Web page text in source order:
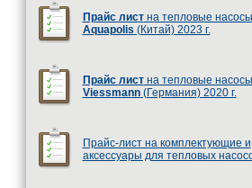
Прайс листна тепловые насосы
Aquapolis (Китай) 2023 г.
Прайс листна тепловые насосы
Viessmann(Германия) 2020 г.
Прайс-лист на комплектующие и
аксессуары для тепловых